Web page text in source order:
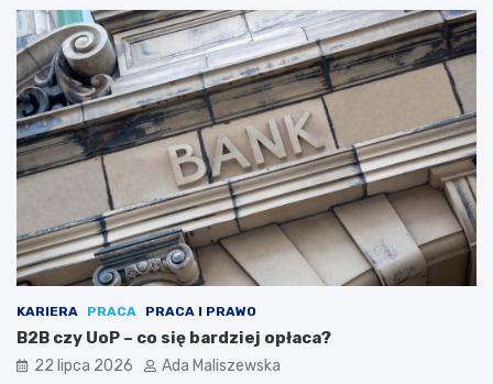
KARIERA PRACA PRACA I PRAWO
B2B czy UoP – co się bardziej opłaca?
22 lipca 2026 Ada Maliszewska